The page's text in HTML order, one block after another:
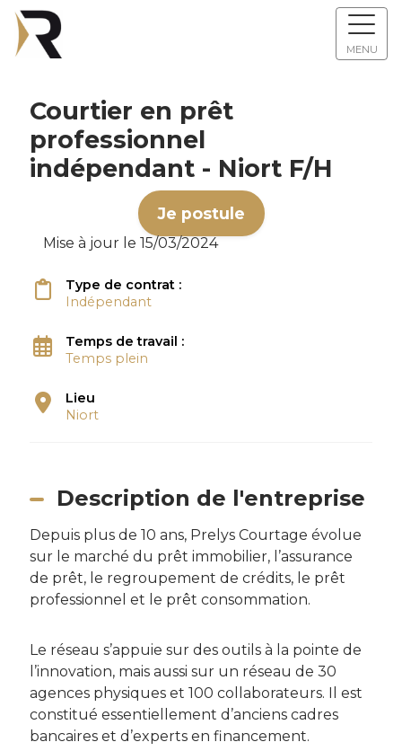
MENU
Courtier en prêt
professionnel
indépendant - Niort F/H
Je postule
Mise à jour le 15/03/2024
Type de contrat :
Indépendant
Temps de travail :
Temps plein
Lieu
Niort
Description de l'entreprise
Depuis plus de 10 ans, Prelys Courtage évolue
sur le marché du prêt immobilier, l’assurance
de prêt, le regroupement de crédits, le prêt
professionnel et le prêt consommation.
Le réseau s’appuie sur des outils à la pointe de
l’innovation, mais aussi sur un réseau de 30
agences physiques et 100 collaborateurs. Il est
constitué essentiellement d’anciens cadres
bancaires et d’experts en financement.